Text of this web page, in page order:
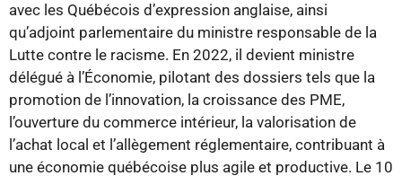
avec les Québécois d’expression anglaise, ainsi
qu’adjoint parlementaire du ministre responsable de la
Lutte contre le racisme. En 2022, il devient ministre
délégué à l’Économie, pilotant des dossiers tels que la
promotion de l’innovation, la croissance des PME,
l’ouverture du commerce intérieur, la valorisation de
l’achat local et l’allègement réglementaire, contribuant à
une économie québécoise plus agile et productive. Le 10